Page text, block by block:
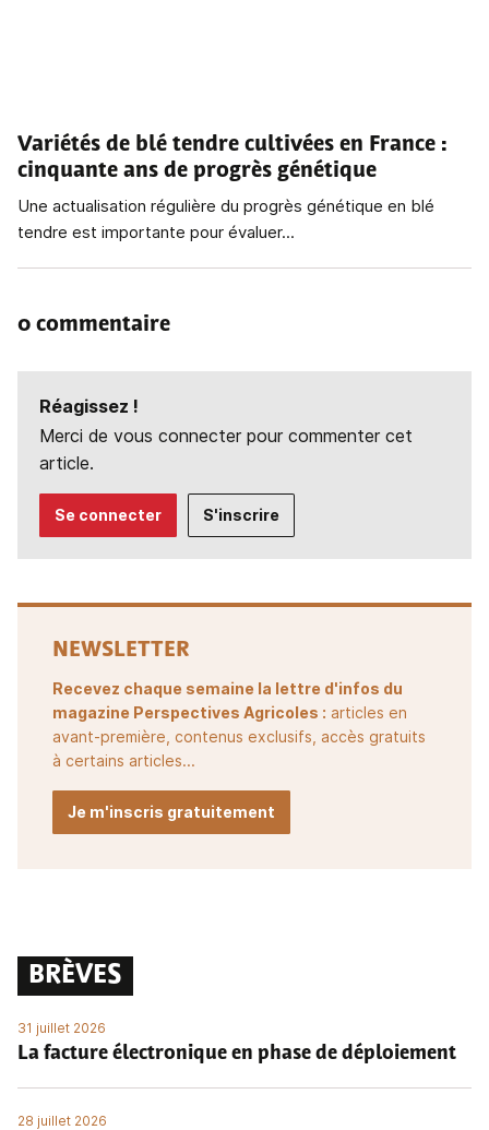
Variétés de blé tendre cultivées en France :
cinquante ans de progrès génétique
Une actualisation régulière du progrès génétique en blé
tendre est importante pour évaluer...
0 commentaire
Réagissez !
Merci de vous connecter pour commenter cet
article.
Se connecter S'inscrire
NEWSLETTER
Recevez chaque semaine la lettre d'infos du
magazine Perspectives Agricoles : articles en
avant-première, contenus exclusifs, accès gratuits
à certains articles...
Je m'inscris gratuitement
BRÈVES
31 juillet 2026
La facture électronique en phase de déploiement
28 juillet 2026